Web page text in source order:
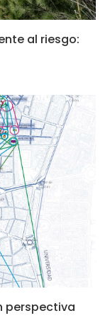
al riesgo:
perspectiva